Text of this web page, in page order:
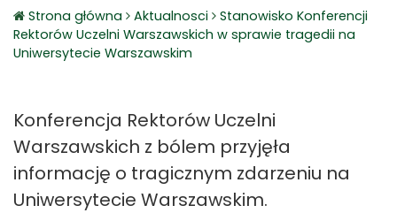
Strona główna Aktualnosci
Stanowisko Konferencji
Rektorów Uczelni Warszawskich w sprawie tragedii na
Uniwersytecie Warszawskim
Konferencja Rektorów Uczelni
Warszawskich z bólem przyjęła
informację o tragicznym zdarzeniu na
Uniwersytecie Warszawskim.